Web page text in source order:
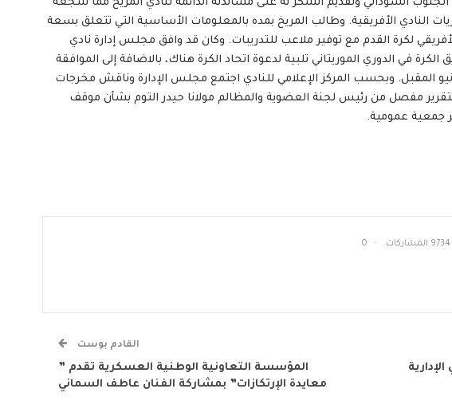
السوداني وتقديم الشكر له على مساندته الدائمة لنادي المريخ مما شجعه
النادي الأفريقية. وطالب المريخ بمده بالمعلومات الأساسية التي تتعلق بسعة
لكرة القدم مع توفير ملاعب للتدريبات. وكان قد وافق مجلس إدارة نادي
في الدوري الموريتاني تلبية لدعوة اتحاد الكرة هناك، بالاضافة إلى الموافقة
المقبل. وبحسب المركز الإعلامي للنادي اجتمع مجلس الإدارة وناقش مخرجات
مفصل من رئيس لجنة العضوية والمظالم مولانا حيدر التوم بشأن موقف
جمعية عمومية.
9734 المشاركات 0
القادم بوست
المؤسسة التعاونية الوطنية العسكرية تقدم ”
معايدة الإرتكازات” بمشاركة الفنان عاطف السماني